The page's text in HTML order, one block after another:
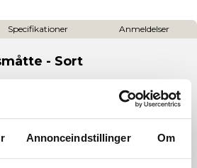
Annonceindstillinger Om
Specifikationer Anmeldelser
- Sort
med ASG Fitnessmåtte Pro,
til at maksimere din komfort og
for fysisk aktivitet. Fra intensiv yoga
med stil og sikkerhed.